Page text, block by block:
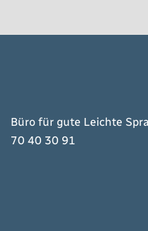
Büro für gute Leichte
70 40 30 91